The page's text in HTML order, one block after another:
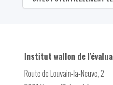
Contrat de rivière
Subvention
Haies remarquables
Institut wallon de
Route de Louvain-la-Neuve, 2